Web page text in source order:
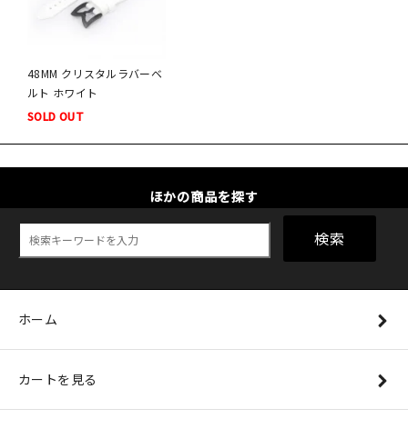
48MM クリスタルラバーベ
ルト ホワイト
SOLD OUT
ほかの商品を探す
検索
ホーム
カートを見る